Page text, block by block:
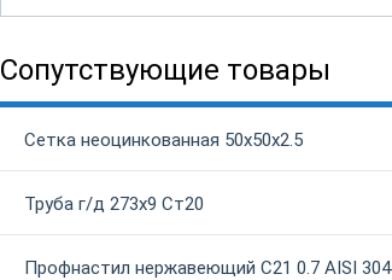
Сопутствующие товары
Сетка неоцинкованная 50х50х2.5
Труба г/д 273х9 Ст20
Профнастил нержавеющий С21 0.7 AISI 304